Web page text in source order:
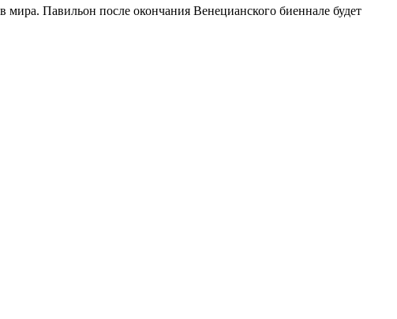
Павильон после окончания Венецианского биеннале будет